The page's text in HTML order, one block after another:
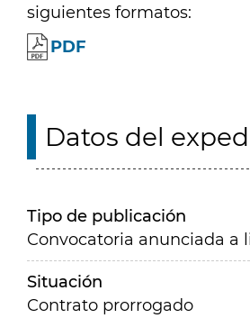
siguientes formatos:
PDF
Datos del
Tipo de publicación
Convocatoria anunciada a
Situación
Contrato prorrogado